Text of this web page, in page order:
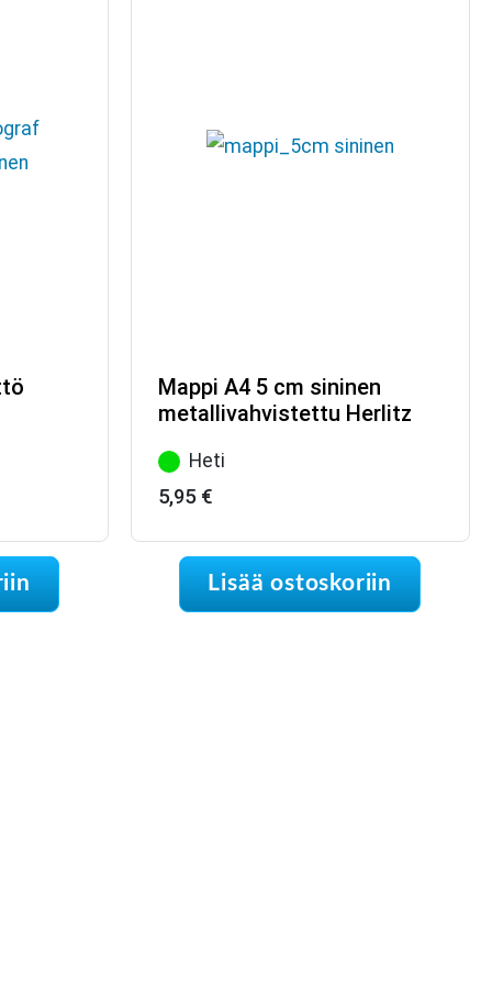
Mappi A4 5 cm sininen
metallivahvistettu Herlitz
Heti
5,95 €
Lisää ostoskoriin